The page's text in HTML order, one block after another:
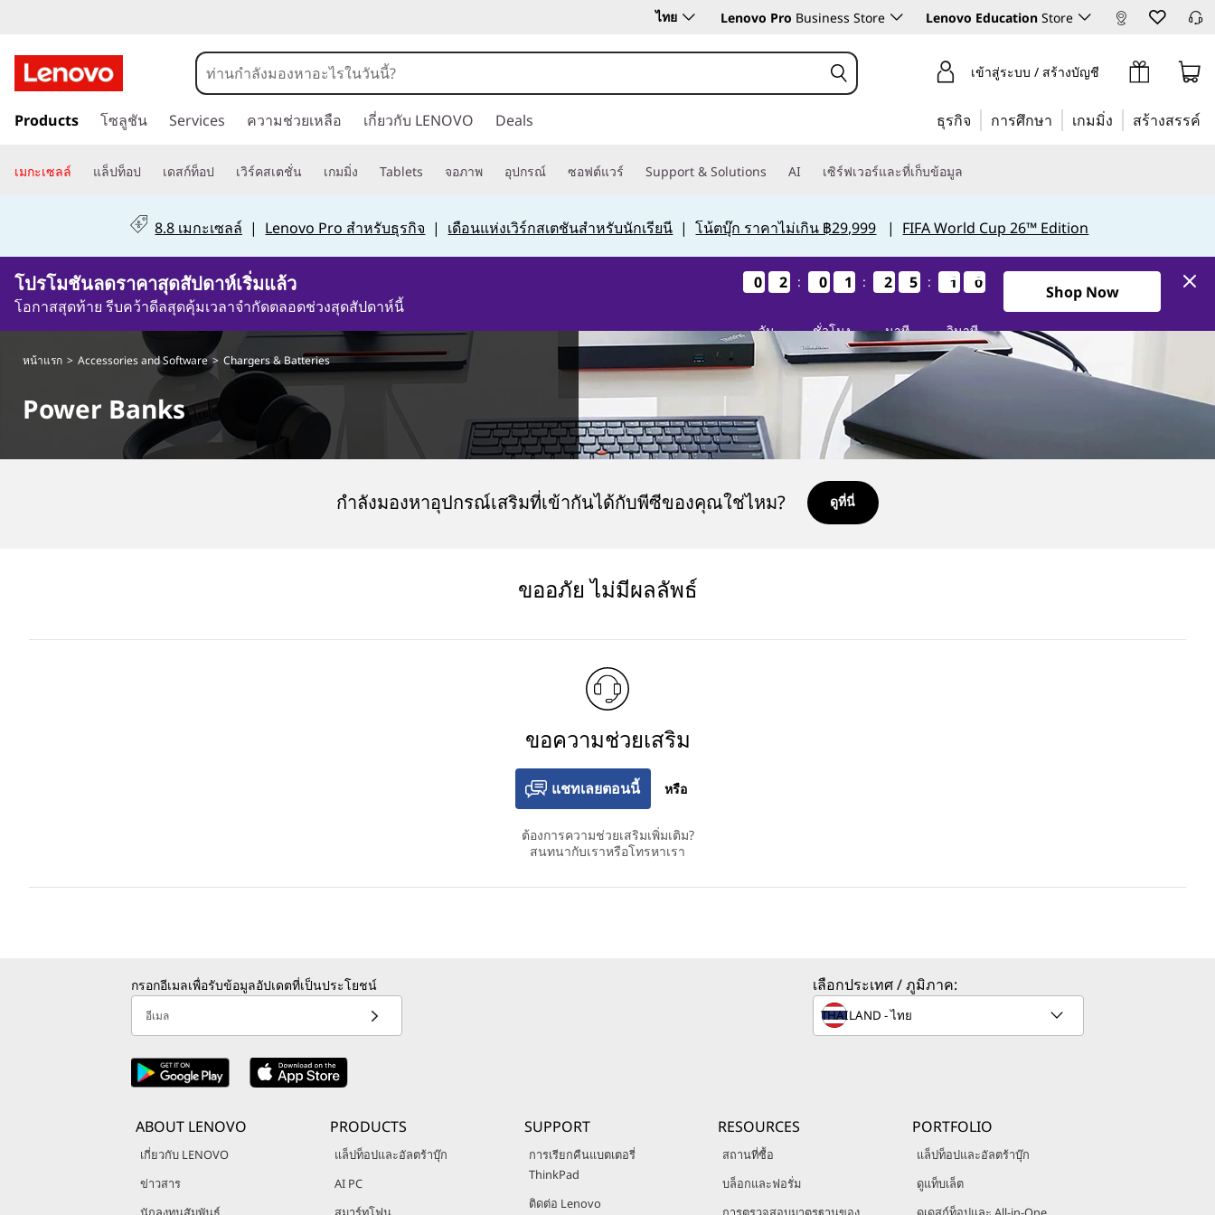
o
w
e
a
n
k
ไทย Lenovo Pro Business Store Lenovo Education Store
า
ไ
นื้
อ
ห
า
เข้าสู่ระบบ / สร้างบัญชี
Products โซลูชัน Services ความช่วยเหลือ เกี่ยวกับ LENOVO Deals ธุรกิจ การศึกษา เกมมิ่ง สร้างสรรค์
เมกะเซลล์ แล็ปท็อป เดสก์ท็อป เวิร์คสเตชั่น เกมมิ่ง Tablets จอภาพ อุปกรณ์ ซอฟต์แวร์ Support & Solutions AI เซิร์ฟเวอร์และที่เก็บข้อมูล
8.8 เมกะเซลล์ | Lenovo Pro สำหรับธุรกิจ | เดือนแห่งเวิร์กสเตชันสำหรับนักเรียนี |โน้ตบุ๊ก ราคาไม่เกิน ฿29,999 | FIFA World Cup 26™ Edition
โปรโมชันลดราคาสุดสัปดาห์เริ่มแล้ว
โอกาสสุดท้าย รีบคว้าดีลสุดคุ้มเวลาจำกัดตลอดช่วงสุดสัปดาห์นี้
0
0
0
0 2
2
2
2
วัน
: 0
0
0
0 1
1
1
1
ชั่วโมง
: 2
2
2
2 5
5
5
5
นาที
: 1
0
1
0 0
9
0
9
วินาที
2วัน1ชั่วโมง25นาที9วินาที
Shop Now
หน้าแรก > Accessories and Software > Chargers & Batteries
Power Banks
กำลังมองหาอุปกรณ์เสริมที่เข้ากันได้กับพีซีของคุณใช่ไหม? ดูที่นี่
ขออภัย ไม่มีผลลัพธ์
ขอความช่วยเสริม
แชทเลยตอนนี้ หรือ
ต้องการความช่วยเสริมเพิ่มเติม?
สนทนากับเราหรือโทรหาเรา
กรอกอีเมลเพื่อรับข้อมูลอัปเดตที่เป็นประโยชน์
อีเมล
เลือกประเทศ / ภูมิภาค:
ABOUT LENOVO
เกี่ยวกับ LENOVO
ข่าวสาร
PRODUCTS
แล็ปท็อปและอัลตร้าบุ๊ก
AI PC
SUPPORT
การเรียกคืนแบตเตอรี่
ThinkPad
ติดต่อ Lenovo
RESOURCES
สถานที่ซื้อ
บล็อกและฟอรั่ม
PORTFOLIO
แล็ปท็อปและอัลตร้าบุ๊ก
ดูแท็บเล็ต